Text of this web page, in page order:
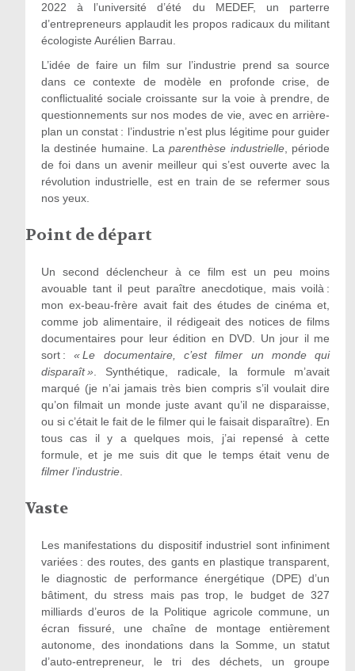
2022 à l’université d’été du MEDEF, un parterre
d’entrepreneurs applaudit les propos radicaux du militant
écologiste Aurélien Barrau.
L’idée de faire un film sur l’industrie prend sa source
dans ce contexte de modèle en profonde crise, de
conflictualité sociale croissante sur la voie à prendre, de
questionnements sur nos modes de vie, avec en arrière-
plan un constat : l’industrie n’est plus légitime pour guider
la destinée humaine. Laparenthèse industrielle, période
de foi dans un avenir meilleur qui s’est ouverte avec la
révolution industrielle, est en train de se refermer sous
nos yeux.
Point de départ
Un second déclencheur à ce film est un peu moins
avouable tant il peut paraître anecdotique, mais voilà :
mon ex-beau-frère avait fait des études de cinéma et,
comme job alimentaire, il rédigeait des notices de films
documentaires pour leur édition en DVD. Un jour il me
sort :« Le documentaire, c’est filmer un monde qui
disparaît ». Synthétique, radicale, la formule m’avait
marqué (je n’ai jamais très bien compris s’il voulait dire
qu’on filmait un monde juste avant qu’il ne disparaisse,
ou si c’était le fait de le filmer qui le faisait disparaître). En
tous cas il y a quelques mois, j’ai repensé à cette
formule, et je me suis dit que le temps était venu de
filmer l’industrie.
Vaste
Les manifestations du dispositif industriel sont infiniment
variées : des routes, des gants en plastique transparent,
le diagnostic de performance énergétique (DPE) d’un
bâtiment, du stress mais pas trop, le budget de 327
milliards d’euros de la Politique agricole commune, un
écran fissuré, une chaîne de montage entièrement
autonome, des inondations dans la Somme, un statut
d’auto-entrepreneur, le tri des déchets, un groupe